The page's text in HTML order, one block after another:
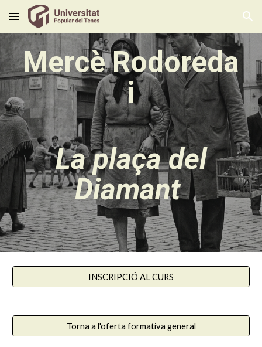
Skip to main content Skip to navigation
Mercè Rodoreda
i
La plaça del
Diamant
INSCRIPCIÓ AL CURS
Torna a l'oferta formativa general